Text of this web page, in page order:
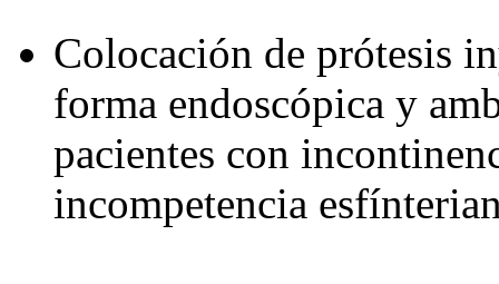
Colocación de prótesis
forma endoscópica y
pacientes con
incompetencia